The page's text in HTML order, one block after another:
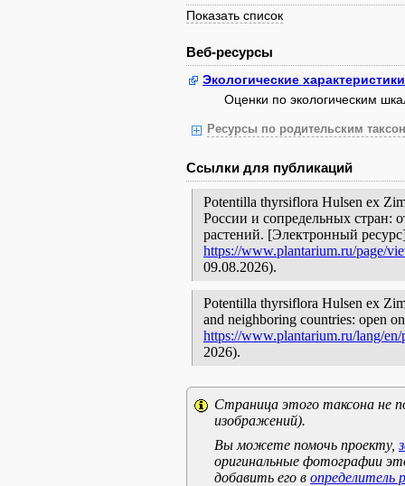
Показать список
Веб-ресурсы
Экологические характеристики
Оценки по экологическим
Ресурсы по родительским
Ссылки для публикаций
Potentilla thyrsiflora Hulsen ex
России и сопредельных стран:
растений. [Электронный
https://www.plantarium.ru/page/
09.08.2026).
Potentilla thyrsiflora Hulsen ex
and neighboring countries: open
https://www.plantarium.ru/lang/
2026).
Страница этого таксона не
изображений).
Вы можете помочь проекту,
оригинальные фотографии
добавить его в определитель